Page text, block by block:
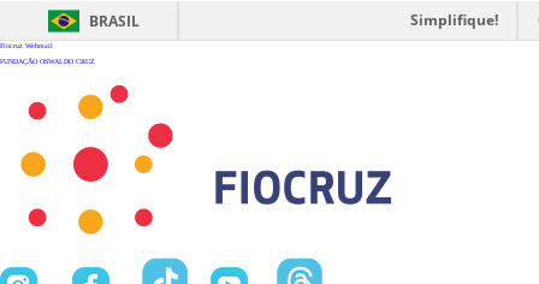
BRASIL Simplifique!
Fiocruz Webmail
FUNDAÇÃO OSWALDO CRUZ